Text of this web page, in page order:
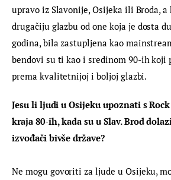
upravo iz Slavonije, Osijeka ili Broda,
drugačiju glazbu od one koja je dosta
godina, bila zastupljena kao
bendovi su ti kao i sredinom 90-ih koji
prema kvalitetnijoj i boljoj glazbi.
Jesu li ljudi u Osijeku upoznati s
kraja 80-ih, kada su u Slav. Brod
izvođači bivše države?
Ne mogu govoriti za ljude u Osijeku,